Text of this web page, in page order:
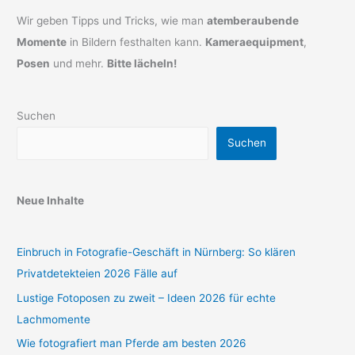
Wir geben Tipps und Tricks, wie manatemberaubende
Momente in Bildern festhalten kann. Kameraequipment,
Posen und mehr. Bitte lächeln!
Suchen
Suchen
Neue Inhalte
Einbruch in Fotografie-Geschäft in Nürnberg: So klären
Privatdetekteien 2026 Fälle auf
Lustige Fotoposen zu zweit – Ideen 2026 für echte
Lachmomente
Wie fotografiert man Pferde am besten 2026